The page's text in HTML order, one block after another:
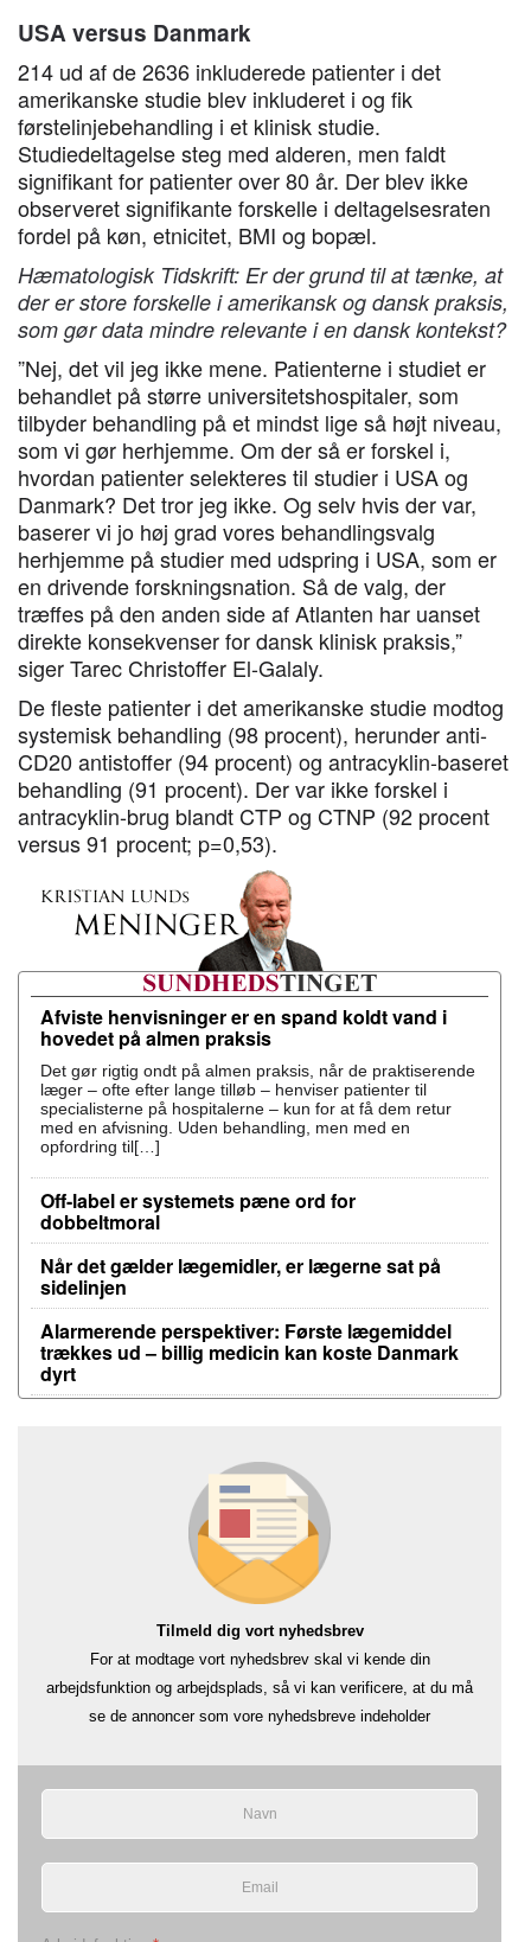
USA versus Danmark
214 ud af de 2636 inkluderede patienter i det
amerikanske studie blev inkluderet i og fik
førstelinjebehandling i et klinisk studie.
Studiedeltagelse steg med alderen, men faldt
signifikant for patienter over 80 år. Der blev ikke
observeret signifikante forskelle i deltagelsesraten
fordel på køn, etnicitet, BMI og bopæl.
Hæmatologisk Tidskrift: Er der grund til at tænke, at
der er store forskelle i amerikansk og dansk praksis,
som gør data mindre relevante i en dansk kontekst?
”Nej, det vil jeg ikke mene. Patienterne i studiet er
behandlet på større universitetshospitaler, som
tilbyder behandling på et mindst lige så højt niveau,
som vi gør herhjemme. Om der så er forskel i,
hvordan patienter selekteres til studier i USA og
Danmark? Det tror jeg ikke. Og selv hvis der var,
baserer vi jo høj grad vores behandlingsvalg
herhjemme på studier med udspring i USA, som er
en drivende forskningsnation. Så de valg, der
træffes på den anden side af Atlanten har uanset
direkte konsekvenser for dansk klinisk praksis,”
siger Tarec Christoffer El-Galaly.
De fleste patienter i det amerikanske studie modtog
systemisk behandling (98 procent), herunder anti-
CD20 antistoffer (94 procent) og antracyklin-baseret
behandling (91 procent). Der var ikke forskel i
antracyklin-brug blandt CTP og CTNP (92 procent
versus 91 procent; p=0,53).
Afviste henvisninger er en spand koldt vand i
hovedet på almen praksis
Det gør rigtig ondt på almen praksis, når de praktiserende
læger – ofte efter lange tilløb – henviser patienter til
specialisterne på hospitalerne – kun for at få dem retur
med en afvisning. Uden behandling, men med en
opfordring til[…]
Off-label er systemets pæne ord for
dobbeltmoral
Når det gælder lægemidler, er lægerne sat på
sidelinjen
Alarmerende perspektiver: Første lægemiddel
trækkes ud – billig medicin kan koste Danmark
dyrt
Tilmeld dig vort nyhedsbrev
For at modtage vort nyhedsbrev skal vi kende din
arbejdsfunktion og arbejdsplads, så vi kan verificere, at du må
se de annoncer som vore nyhedsbreve indeholder